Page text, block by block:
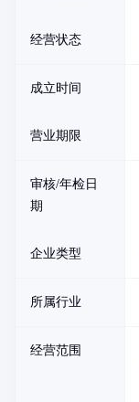
经营状态
成立时间
营业期限
审核/年检日
期
企业类型
所属行业
经营范围